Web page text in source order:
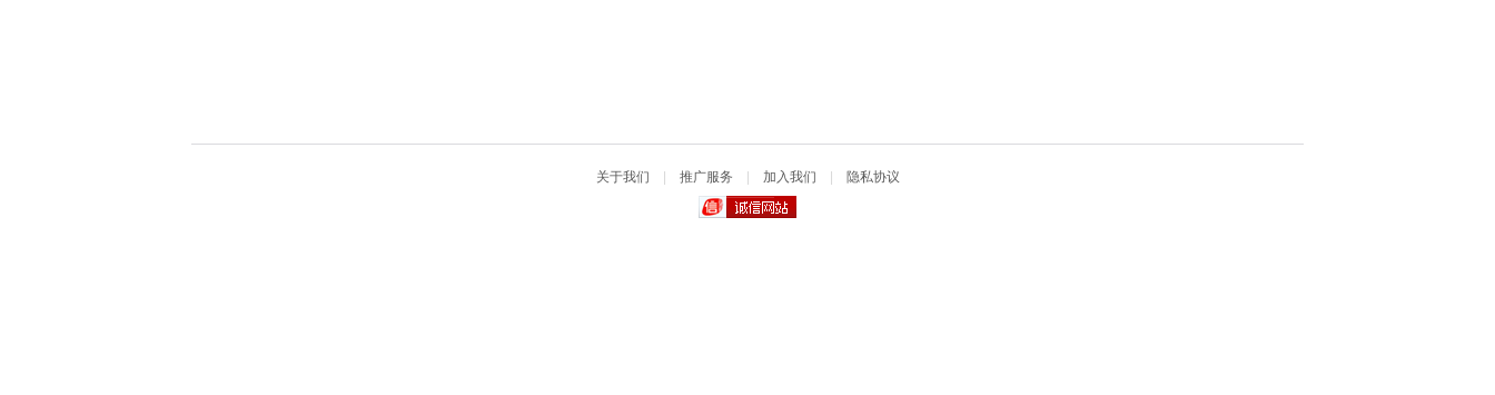
关于我们 推广服务 加入我们 隐私协议